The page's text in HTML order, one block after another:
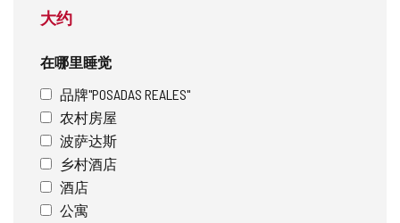
大约
在哪里睡觉
品牌"POSADAS REALES"
农村房屋
波萨达斯
乡村酒店
酒店
公寓